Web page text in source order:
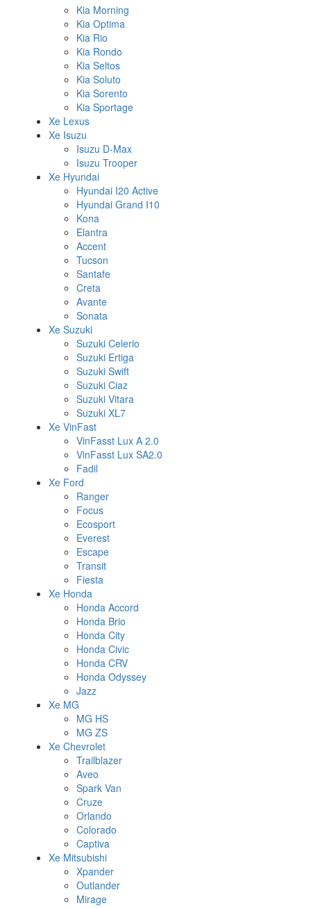
Kia Morning
Kia Optima
Kia Rio
Kia Rondo
Kia Seltos
Kia Soluto
Kia Sorento
Kia Sportage
Xe Lexus
Xe Isuzu
Isuzu D-Max
Isuzu Trooper
Xe Hyundai
Hyundai I20 Active
Hyundai Grand I10
Kona
Elantra
Accent
Tucson
Santafe
Creta
Avante
Sonata
Xe Suzuki
Suzuki Celerio
Suzuki Ertiga
Suzuki Swift
Suzuki Ciaz
Suzuki Vitara
Suzuki XL7
Xe VinFast
VinFasst Lux A 2.0
VinFasst Lux SA2.0
Fadil
Xe Ford
Ranger
Focus
Ecosport
Everest
Escape
Transit
Fiesta
Xe Honda
Honda Accord
Honda Brio
Honda City
Honda Civic
Honda CRV
Honda Odyssey
Jazz
Xe MG
MG HS
MG ZS
Xe Chevrolet
Trailblazer
Aveo
Spark Van
Cruze
Orlando
Colorado
Captiva
Xe Mitsubishi
Xpander
Outlander
Mirage